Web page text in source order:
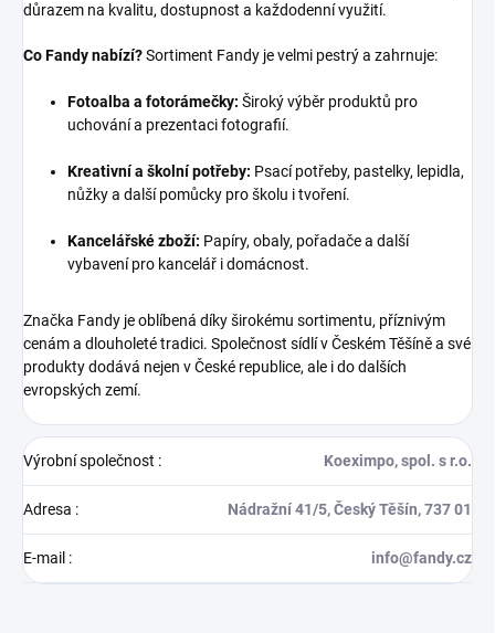
důrazem na kvalitu, dostupnost a každodenní využití.
Co Fandy nabízí?Sortiment Fandy je velmi pestrý a zahrnuje:
Fotoalba a fotorámečky: Široký výběr produktů pro
uchování a prezentaci fotografií.
Kreativní a školní potřeby: Psací potřeby, pastelky, lepidla,
nůžky a další pomůcky pro školu i tvoření.
Kancelářské zboží: Papíry, obaly, pořadače a další
vybavení pro kancelář i domácnost.
Značka Fandy je oblíbená díky širokému sortimentu, příznivým
cenám a dlouholeté tradici. Společnost sídlí v Českém Těšíně a své
produkty dodává nejen v České republice, ale i do dalších
evropských zemí.
Výrobní společnost : Koeximpo, spol. s r.o.
Adresa : Nádražní 41/5, Český Těšín, 737 01
E-mail : info@fandy.cz